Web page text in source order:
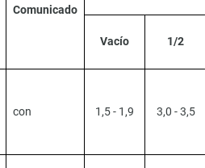
Comunicado
Vacío 1/2
con 1,5 - 1,9 3,0 - 3,5